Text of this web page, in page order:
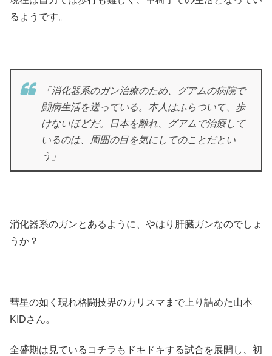
るようです。
「消化器系のガン治療のため、グアムの病院で
闘病生活を送っている。本人はふらついて、歩
けないほどだ。日本を離れ、グアムで治療して
いるのは、周囲の目を気にしてのことだとい
う」
消化器系のガンとあるように、やはり肝臓ガンなのでしょ
うか？
彗星の如く現れ格闘技界のカリスマまで上り詰めた山本
KIDさん。
全盛期は見ているコチラもドキドキする試合を展開し、初